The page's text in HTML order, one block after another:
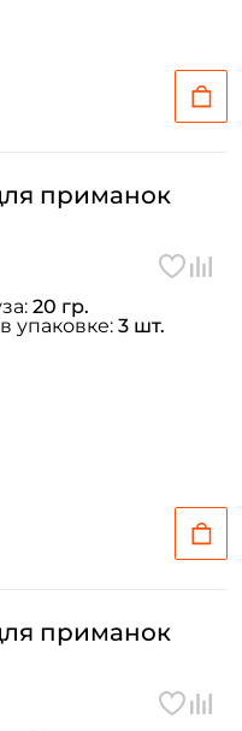
приманок
20 гр.
упаковке: 3 шт.
приманок